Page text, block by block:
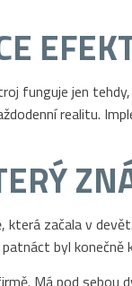
funguje jen
realitu.
která začala v
byl konečně
Má pod